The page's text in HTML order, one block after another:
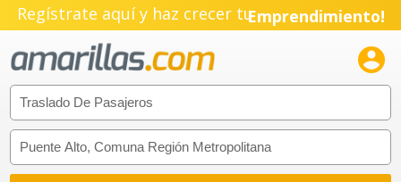
Regístrate aquí y haz crecer tuEmprendimiento!
